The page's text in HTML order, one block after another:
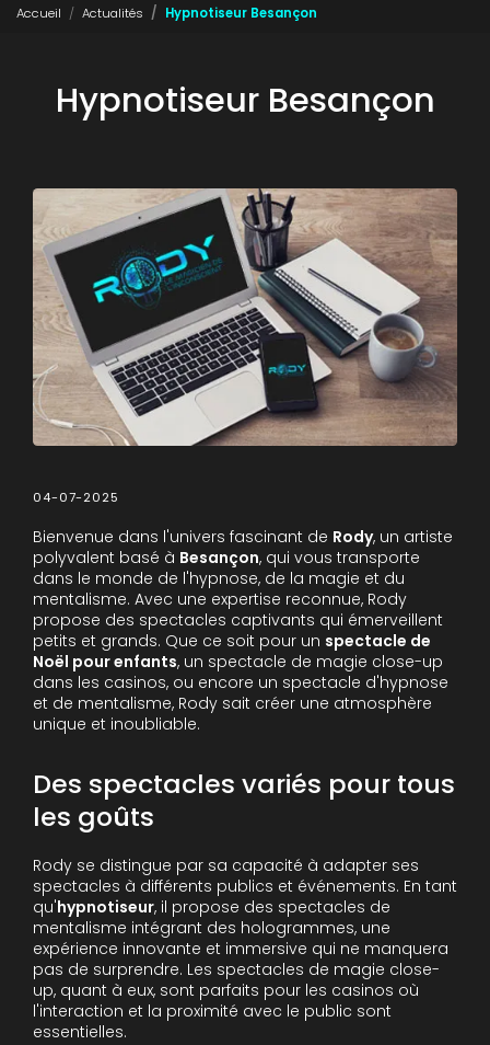
Accueil Actualités Hypnotiseur Besançon
Hypnotiseur Besançon
04-07-2025
Bienvenue dans l'univers fascinant de Rody, un artiste
polyvalent basé à Besançon, qui vous transporte
dans le monde de l'hypnose, de la magie et du
mentalisme. Avec une expertise reconnue, Rody
propose des spectacles captivants qui émerveillent
petits et grands. Que ce soit pour un spectacle de
Noël pour enfants, un spectacle de magie close-up
dans les casinos, ou encore un spectacle d'hypnose
et de mentalisme, Rody sait créer une atmosphère
unique et inoubliable.
Des spectacles variés pour tous
les goûts
Rody se distingue par sa capacité à adapter ses
spectacles à différents publics et événements. En tant
qu'hypnotiseur, il propose des spectacles de
mentalisme intégrant des hologrammes, une
expérience innovante et immersive qui ne manquera
pas de surprendre. Les spectacles de magie close-
up, quant à eux, sont parfaits pour les casinos où
l'interaction et la proximité avec le public sont
essentielles.